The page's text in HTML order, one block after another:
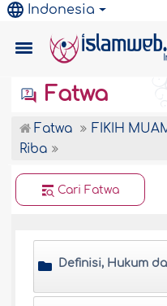
Indonesia
Fatwa
Fatwa
FIKIH
Riba
Cari Fatwa